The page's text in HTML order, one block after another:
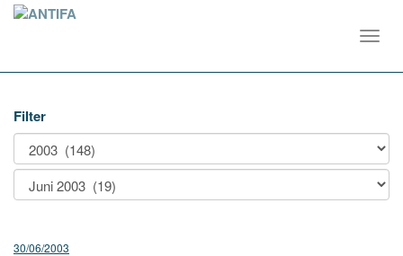
Filter
30/06/2003